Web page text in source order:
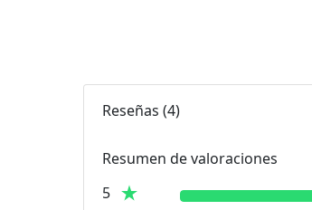
Reseñas (4)
Resumen de valoraciones
5